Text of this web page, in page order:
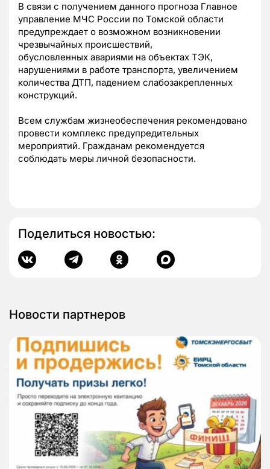
В связи с получением данного прогноза Главное
управление МЧС России по Томской области
предупреждает о возможном возникновении
чрезвычайных происшествий,
обусловленных авариями на объектах ТЭК,
нарушениями в работе транспорта, увеличением
количества ДТП, падением слабозакрепленных
конструкций.
Всем службам жизнеобеспечения рекомендовано
провести комплекс предупредительных
мероприятий. Гражданам рекомендуется
соблюдать меры личной безопасности.
Поделиться новостью:
Новости партнеров